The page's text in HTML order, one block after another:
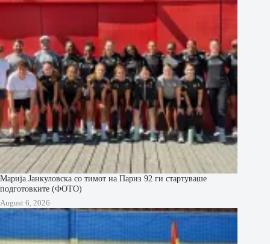
Марија Јанкуловска со тимот на Париз 92 ги стартуваше
подготовките (ФОТО)
August 6, 2026